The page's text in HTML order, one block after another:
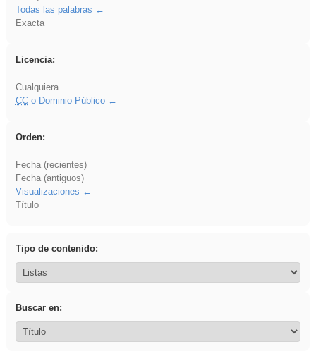
Todas las palabras
Exacta
Licencia:
Cualquiera
CCo Dominio Público
Orden:
Fecha (recientes)
Fecha (antiguos)
Visualizaciones
Título
Tipo de contenido:
Buscar en: